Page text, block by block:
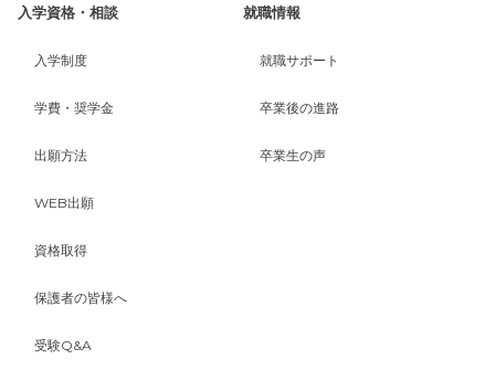
入学資格・相談
入学制度
学費・奨学金
出願方法
WEB出願
資格取得
保護者の皆様へ
受験Q&A
就職情報
就職サポート
卒業後の進路
卒業生の声